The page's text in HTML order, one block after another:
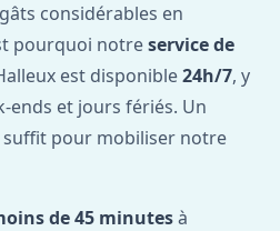
considérables en
pourquoi notreservice de
est disponible24h/7, y
ends et jours fériés. Un
suffit pour mobiliser notre
de 45 minutesà